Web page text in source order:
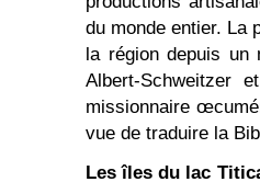
du monde entier. La
la région depuis un
Albert-Schweitzer
missionnaire
vue de traduire la
Les îles du lac